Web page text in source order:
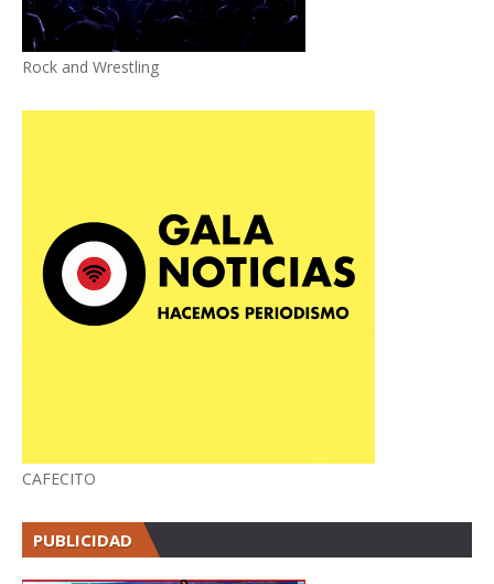
Rock and Wrestling
CAFECITO
PUBLICIDAD